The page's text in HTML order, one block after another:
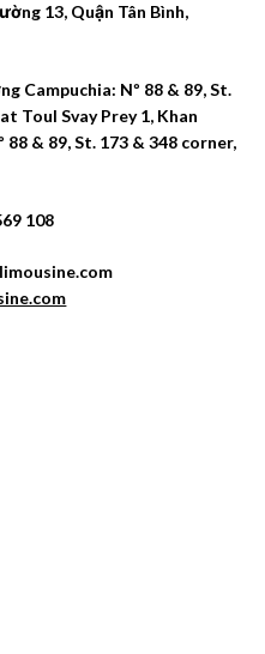
13, Quận Tân Bình,
Campuchia: Nº 88 & 89, St.
Toul Svay Prey 1, Khan
88 & 89, St. 173 & 348 corner,
108